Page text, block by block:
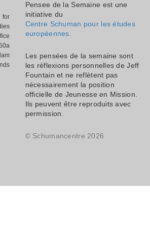
for
Pensee de la Semaine est une
initiative du
Centre Schuman pour les études
européennes.
Les pensées de la semaine sont
les réflexions personnelles de Jeff
Fountain et ne reflètent pas
nécessairement la position
officielle de Jeunesse en Mission.
Ils peuvent être reproduits avec
permission.
© Schumancentre 2026